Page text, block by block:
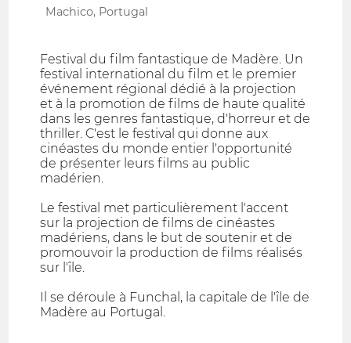
Machico, Portugal
Festival du film fantastique de Madère. Un
festival international du film et le premier
événement régional dédié à la projection
et à la promotion de films de haute qualité
dans les genres fantastique, d'horreur et de
thriller. C'est le festival qui donne aux
cinéastes du monde entier l'opportunité
de présenter leurs films au public
madérien.
Le festival met particulièrement l'accent
sur la projection de films de cinéastes
madériens, dans le but de soutenir et de
promouvoir la production de films réalisés
sur l'île.
Il se déroule à Funchal, la capitale de l'île de
Madère au Portugal.